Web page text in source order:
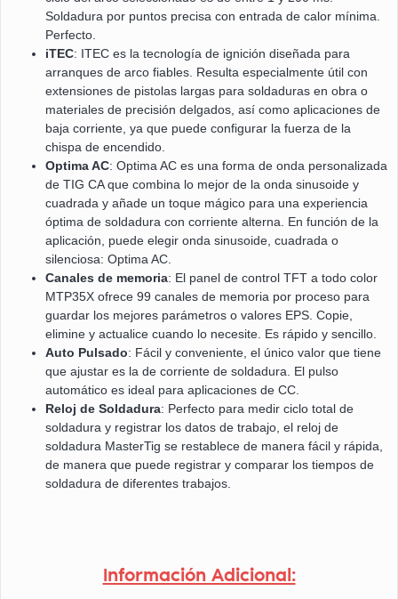
Soldadura por puntos precisa con entrada de calor mínima.
Perfecto.
iTEC: ITEC es la tecnología de ignición diseñada para
arranques de arco fiables. Resulta especialmente útil con
extensiones de pistolas largas para soldaduras en obra o
materiales de precisión delgados, así como aplicaciones de
baja corriente, ya que puede configurar la fuerza de la
chispa de encendido.
Optima AC: Optima AC es una forma de onda personalizada
de TIG CA que combina lo mejor de la onda sinusoide y
cuadrada y añade un toque mágico para una experiencia
óptima de soldadura con corriente alterna. En función de la
aplicación, puede elegir onda sinusoide, cuadrada o
silenciosa: Optima AC.
Canales de memoria: El panel de control TFT a todo color
MTP35X ofrece 99 canales de memoria por proceso para
guardar los mejores parámetros o valores EPS. Copie,
elimine y actualice cuando lo necesite. Es rápido y sencillo.
Auto Pulsado: Fácil y conveniente, el único valor que tiene
que ajustar es la de corriente de soldadura. El pulso
automático es ideal para aplicaciones de CC.
Reloj de Soldadura: Perfecto para medir ciclo total de
soldadura y registrar los datos de trabajo, el reloj de
soldadura MasterTig se restablece de manera fácil y rápida,
de manera que puede registrar y comparar los tiempos de
soldadura de diferentes trabajos.
Información Adicional: